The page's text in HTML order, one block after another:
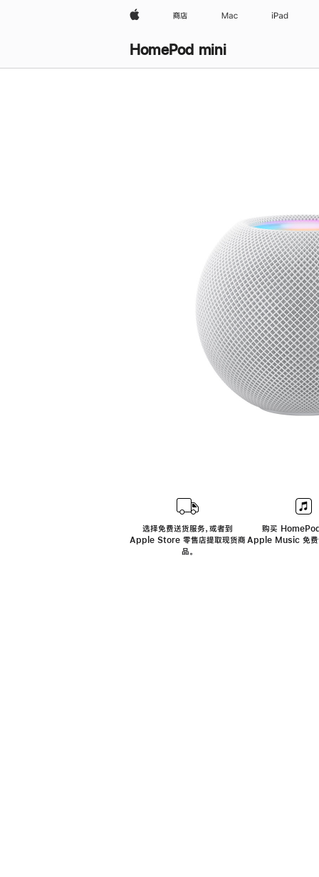
Apple 商店 Mac iPad
HomePod mini
选择免费送货服务，或者到
Apple Store 零售店提取现货商
品。
购买
Apple Music 免费